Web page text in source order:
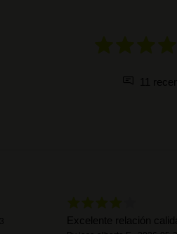
11
Excelente relación